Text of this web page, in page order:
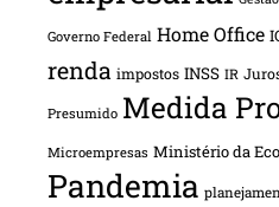
Governo Federal Home Office
renda impostos INSS IR
Presumido Medida
Microempresas Ministério da
Pandemia